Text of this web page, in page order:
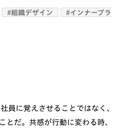
#組織デザイン #インナーブラ
員に覚えさせることではなく、
とだ。共感が行動に変わる時、